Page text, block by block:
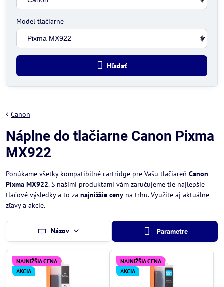
Model tlačiarne
Hľadať
Canon
Náplne do tlačiarne Canon Pixma
MX922
Ponúkame všetky kompatibilné cartridge pre Vašu tlačiareň Canon
Pixma MX922. S našimi produktami vám zaručujeme tie najlepšie
tlačové výsledky a to za najnižšie ceny na trhu. Využite aj aktuálne
zľavy a akcie.
Názov Parametre
NAJNIŽŠIA CENA
AKCIA
NAJNIŽŠIA CENA
AKCIA